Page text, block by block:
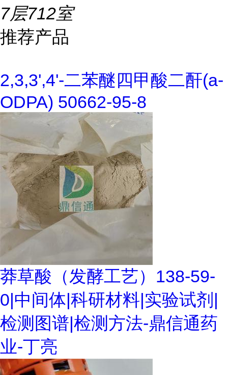
7层712室
推荐产品
2,3,3',4'-二苯醚四甲酸二酐(a-
ODPA) 50662-95-8
莽草酸（发酵工艺）138-59-
0|中间体|科研材料|实验试剂|
检测图谱|检测方法-鼎信通药
业-丁亮